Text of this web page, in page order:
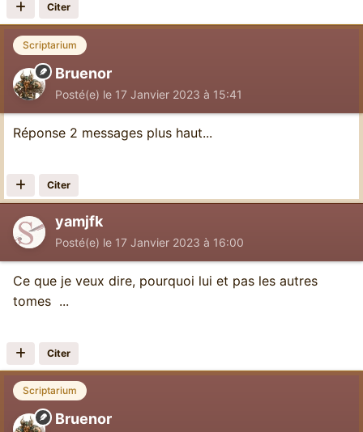
Citer
Scriptarium
Bruenor
Posté(e) le 17 Janvier 2023 à 15:41
Réponse 2 messages plus haut...
Citer
yamjfk
Posté(e) le 17 Janvier 2023 à 16:00
Ce que je veux dire, pourquoi lui et pas les autres
tomes ...
Citer
Scriptarium
Bruenor